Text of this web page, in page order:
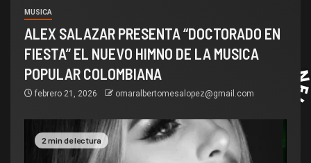
MUSICA
ALEX SALAZAR PRESENTA “DOCTORADO EN
FIESTA” EL NUEVO HIMNO DE LA MUSICA
POPULAR COLOMBIANA
febrero 21, 2026 omaralbertomesalopez@gmail.com
2 min de lectura